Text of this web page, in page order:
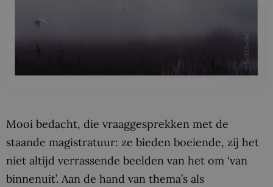
Mooi bedacht, die vraaggesprekken met de
staande magistratuur: ze bieden boeiende, zij het
niet altijd verrassende beelden van het om ‘van
binnenuit’. Aan de hand van thema’s als